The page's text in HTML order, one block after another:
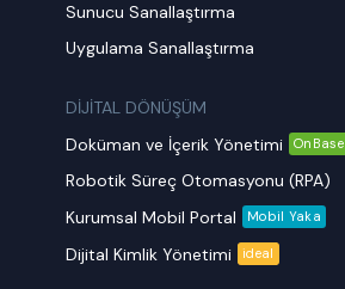
Sunucu Sanallaştırma
Uygulama Sanallaştırma
DİJİTAL DÖNÜŞÜM
Doküman ve İçerik Yönetimi
OnBase
Robotik Süreç Otomasyonu (RPA)
Kurumsal Mobil Portal
Mobil Yaka
Dijital Kimlik Yönetimi ideal